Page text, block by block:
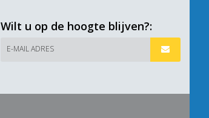
Wilt u op de hoogte blijven?:
E-MAIL ADRES